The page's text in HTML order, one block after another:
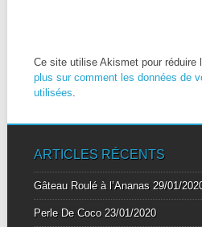
Ce site utilise Akismet pour réduire
plus sur comment les données de
utilisées.
ARTICLES RÉCENTS
Gâteau Roulé à l’Ananas 29/01/
Perle De Coco 23/01/2020